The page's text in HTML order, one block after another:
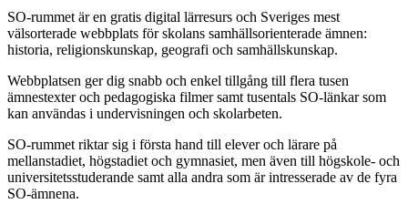
SO-rummet är en gratis digital lärresurs och Sveriges mest
välsorterade webbplats för skolans samhällsorienterade ämnen:
historia, religionskunskap, geografi och samhällskunskap.
Webbplatsen ger dig snabb och enkel tillgång till flera tusen
ämnestexter och pedagogiska filmer samt tusentals SO-länkar som
kan användas i undervisningen och skolarbeten.
SO-rummet riktar sig i första hand till elever och lärare på
mellanstadiet, högstadiet och gymnasiet, men även till högskole- och
universitetsstuderande samt alla andra som är intresserade av de fyra
SO-ämnena.